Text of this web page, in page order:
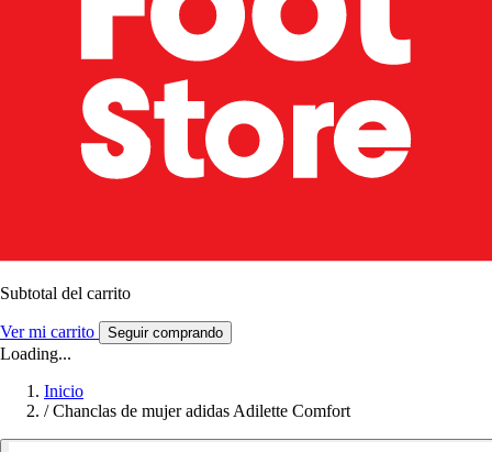
Subtotal del carrito
Ver mi carrito Seguir comprando
Loading...
Inicio
/ Chanclas de mujer adidas Adilette Comfort